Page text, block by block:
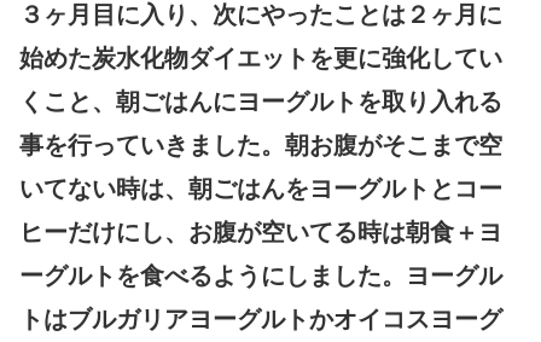
３ヶ月目に入り、次にやったことは２ヶ月に
始めた炭水化物ダイエットを更に強化してい
くこと、朝ごはんにヨーグルトを取り入れる
事を行っていきました。朝お腹がそこまで空
いてない時は、朝ごはんをヨーグルトとコー
ヒーだけにし、お腹が空いてる時は朝食＋ヨ
ーグルトを食べるようにしました。ヨーグル
トはブルガリアヨーグルトかオイコスヨーグ